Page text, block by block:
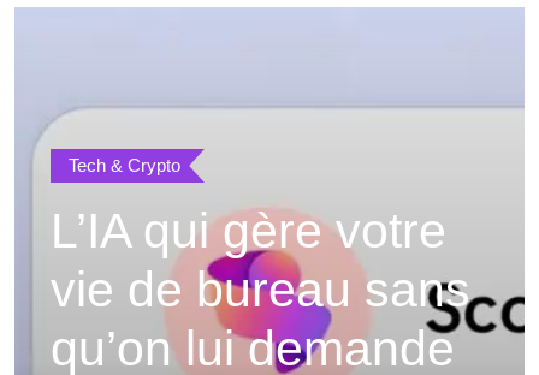
Tech & Crypto
L’IA qui gère votre
vie de bureau sans
qu’on lui demande